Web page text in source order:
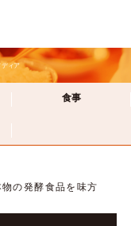
ディア
食事
の発酵食品を味方